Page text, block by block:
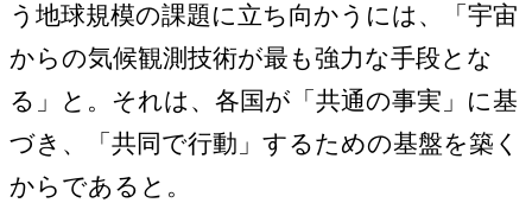
う地球規模の課題に立ち向かうには、「宇宙
からの気候観測技術が最も強力な手段とな
る」と。それは、各国が「共通の事実」に基
づき、「共同で行動」するための基盤を築く
からであると。